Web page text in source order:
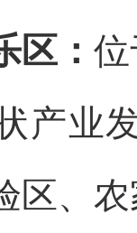
区：
产业
区、